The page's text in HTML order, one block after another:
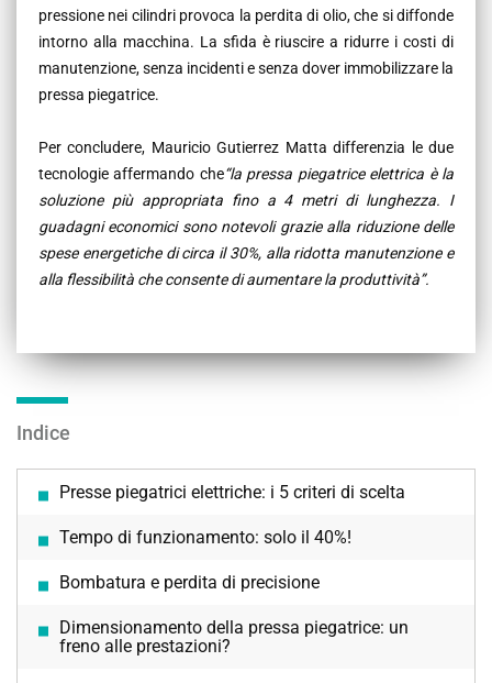
pressione nei cilindri provoca la perdita di olio, che si diffonde
intorno alla macchina. La sfida è riuscire a ridurre i costi di
manutenzione, senza incidenti e senza dover immobilizzare la
pressa piegatrice.
Per concludere, Mauricio Gutierrez Matta differenzia le due
tecnologie affermando che“la pressa piegatrice elettrica è la
soluzione più appropriata fino a 4 metri di lunghezza. I
guadagni economici sono notevoli grazie alla riduzione delle
spese energetiche di circa il 30%, alla ridotta manutenzione e
alla flessibilità che consente di aumentare la produttività”.
Indice
Presse piegatrici elettriche: i 5 criteri di scelta
Tempo di funzionamento: solo il 40%!
Bombatura e perdita di precisione
Dimensionamento della pressa piegatrice: un
freno alle prestazioni?